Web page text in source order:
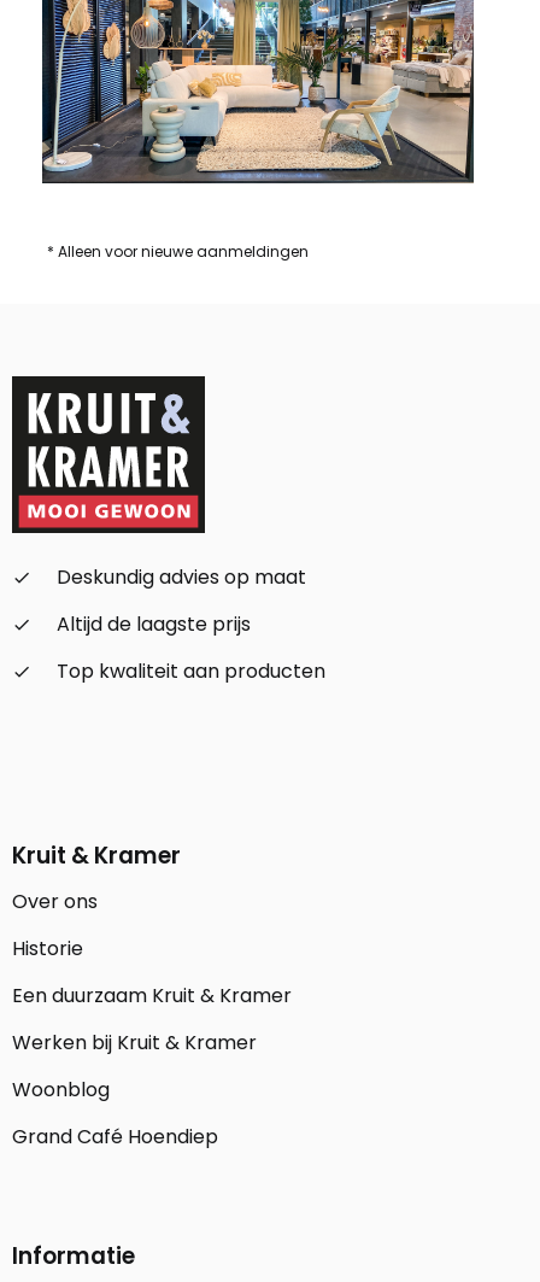
* Alleen voor nieuwe aanmeldingen
check_small
Deskundig advies op maat
check_small
Altijd de laagste prijs
check_small
Top kwaliteit aan producten
Kruit & Kramer
Over ons
Historie
Een duurzaam Kruit & Kramer
Werken bij Kruit & Kramer
Woonblog
Grand Café Hoendiep
Informatie